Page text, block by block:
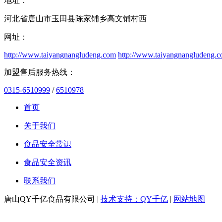
河北省唐山市玉田县陈家铺乡高文铺村西
网址：
http://www.taiyangnangludeng.com http://
加盟售后服务热线：
0315-6510999 /6510978
首页
关于我们
食品安全常识
食品安全资讯
联系我们
唐山QY千亿食品有限公司 | 技术支持：QY千亿 | 网站地图